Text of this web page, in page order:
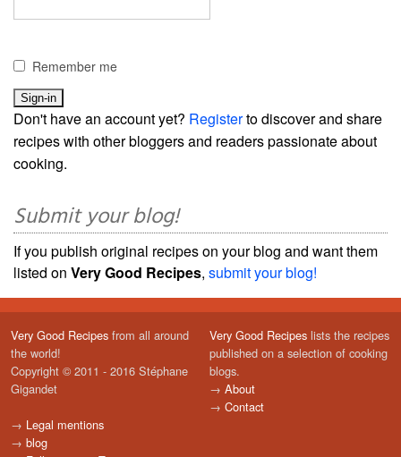
Remember me
Don't have an account yet? Registerto discover and share
recipes with other bloggers and readers passionate about
cooking.
Submit your blog!
If you publish original recipes on your blog and want them
listed on Very Good Recipes, submit your blog!
Very Good Recipes from all around
the world!
Copyright © 2011 - 2016 Stéphane
Gigandet
→ Legal mentions
→ blog
Very Good Recipes lists the recipes
published on a selection of cooking
blogs.
→ About
→ Contact